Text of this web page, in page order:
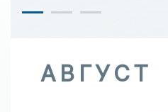
АВГУСТ